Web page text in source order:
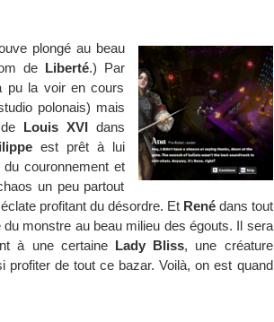
plongé au beau
de Liberté.) Par
pu la voir en cours
polonais) mais
Louis XVIdans
est prêt à lui
du couronnement et
un peu partout
profitant du désordre. Et René dans tout
monstre au beau milieu des égouts. Il sera
à une certaine Lady Bliss, une créature
profiter de tout ce bazar. Voilà, on est quand